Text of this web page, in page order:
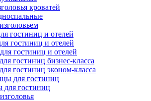
кроватей
гостиниц и отелей
гостиниц и отелей
гостиниц и отелей
гостиниц бизнес-класса
гостиниц эконом-класса
для гостиниц
для гостиниц